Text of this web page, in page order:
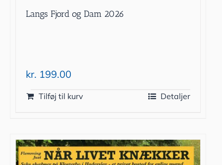
Langs Fjord og Dam 2026
kr. 199.00
Tilføj til kurv Detaljer